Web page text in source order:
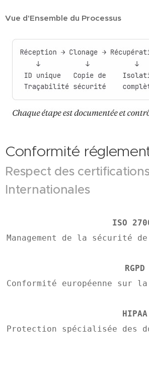
Vue d'Ensemble du Processus
Conformité
Respect des
Internationales
ISO
Management de la sécurité
RGPD
Conformité européenne sur
HIPAA
Protection spécialisée des